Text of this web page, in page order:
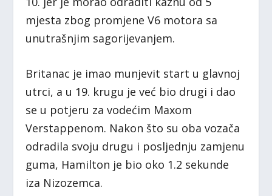
mjesta zbog promjene V6 motora sa
unutrašnjim sagorijevanjem.
Britanac je imao munjevit start u glavnoj
utrci, a u 19. krugu je već bio drugi i dao
se u potjeru za vodećim Maxom
Verstappenom. Nakon što su oba vozača
odradila svoju drugu i posljednju zamjenu
guma, Hamilton je bio oko 1.2 sekunde
iza Nizozemca.